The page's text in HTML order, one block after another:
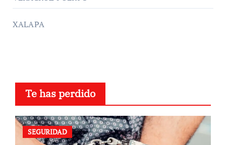
XALAPA
Te has perdido
SEGURIDAD